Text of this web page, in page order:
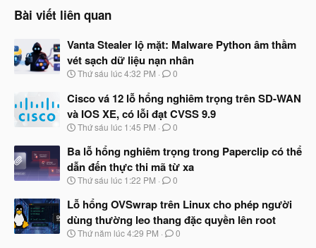
o
n
Bài viết liên quan
Vanta Stealer lộ mặt: Malware Python âm thầm
vét sạch dữ liệu nạn nhân
N
à
y
b
ắ
đ
ầ
u
Thứ sáu lúc 4:32 PM 0
Cisco vá 12 lỗ hổng nghiêm trọng trên SD-WAN
và IOS XE, có lỗi đạt CVSS 9.9
N
à
y
b
ắ
đ
ầ
u
Thứ sáu lúc 1:45 PM 0
Ba lỗ hổng nghiêm trọng trong Paperclip có thể
dẫn đến thực thi mã từ xa
N
à
b
ắ
Thứ sáu lúc 1:22 PM 0
Lỗ hổng OVSwrap trên Linux cho phép người
dùng thường leo thang đặc quyền lên root
N
Thứ năm lúc 4:29 PM 0